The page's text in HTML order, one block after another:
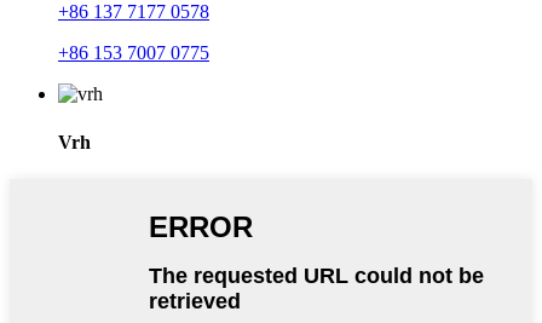
+86 137 7177 0578
+86 153 7007 0775
Vrh